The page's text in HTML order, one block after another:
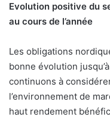
Evolution positive du
au cours de l’année
Les obligations
bonne évolution
continuons à
l’environnement de
haut rendement